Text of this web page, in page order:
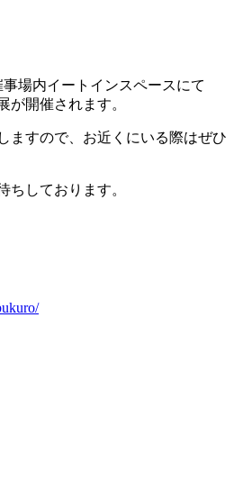
場内イートインスペースにて
が開催されます。
ますので、お近くにいる際はぜひ
ちしております。